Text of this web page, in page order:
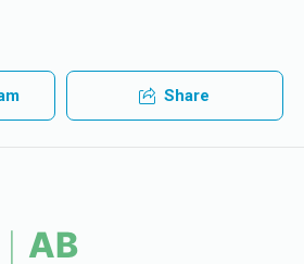
Share